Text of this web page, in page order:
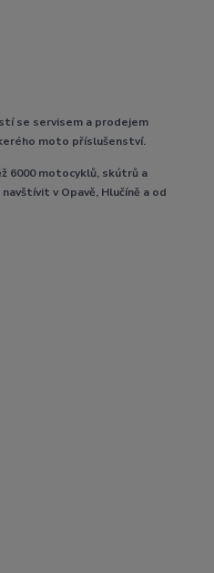
se servisem a prodejem
moto příslušenství.
6000 motocyklů, skútrů a
v Opavě, Hlučíně a od